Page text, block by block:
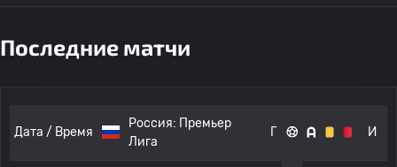
Последние матчи
Дата / Время
Россия: Премьер
Лига
Г И